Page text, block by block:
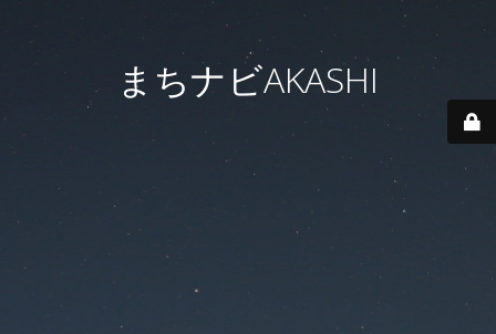
まちナビAKASHI